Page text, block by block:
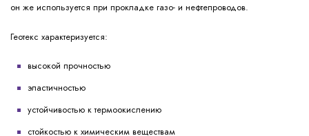
он же используется при прокладке газо- и нефтепроводов.
Геотекс характеризуется:
высокой прочностью
эластичностью
устойчивостью к термоокислению
стойкостью к химическим веществам